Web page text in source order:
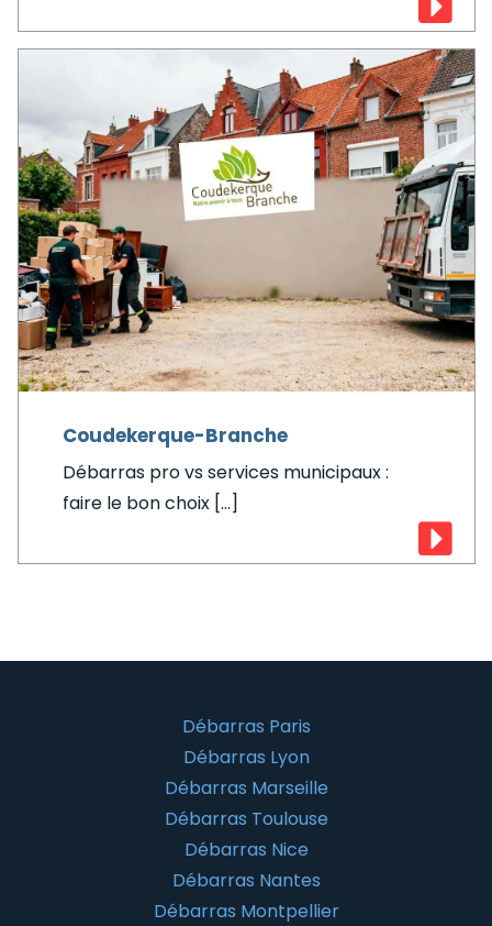
Coudekerque-Branche
Débarras pro vs services municipaux :
faire le bon choix [...]
Débarras Paris
Débarras Lyon
Débarras Marseille
Débarras Toulouse
Débarras Nice
Débarras Nantes
Débarras Montpellier